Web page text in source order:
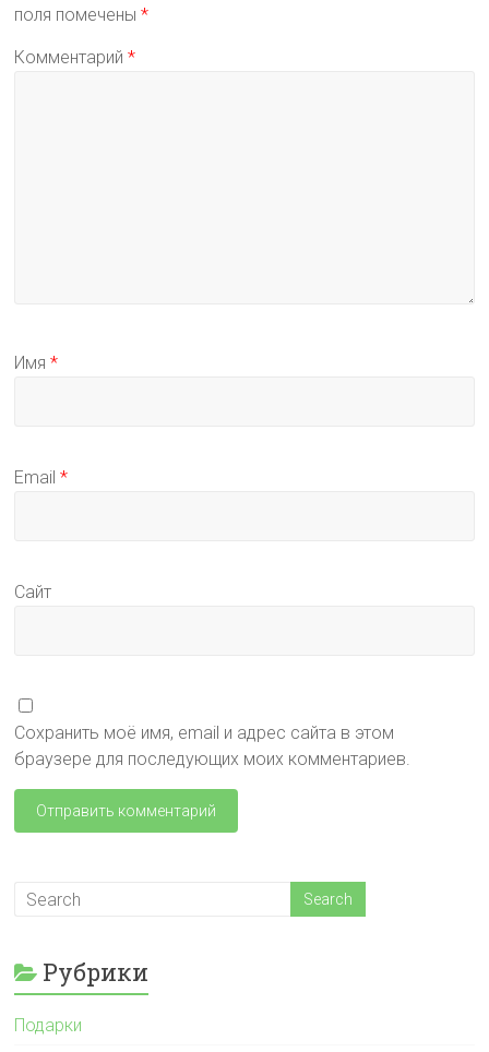
поля помечены*
Комментарий*
Имя*
Email*
Сайт
Сохранить моё имя, email и адрес сайта в этом
браузере для последующих моих комментариев.
Рубрики
Подарки